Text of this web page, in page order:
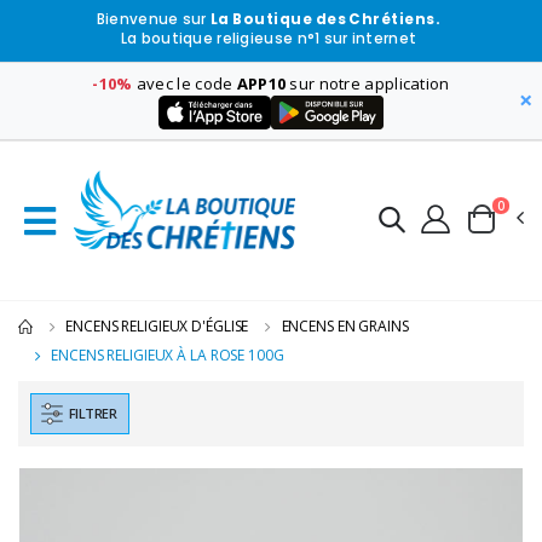
Bienvenue sur La Boutique des Chrétiens.
La boutique religieuse n°1 sur internet
-10% avec le code APP10 sur notre application
×
0
ENCENS RELIGIEUX D'ÉGLISE
ENCENS EN GRAINS
ENCENS RELIGIEUX À LA ROSE 100G
FILTRER